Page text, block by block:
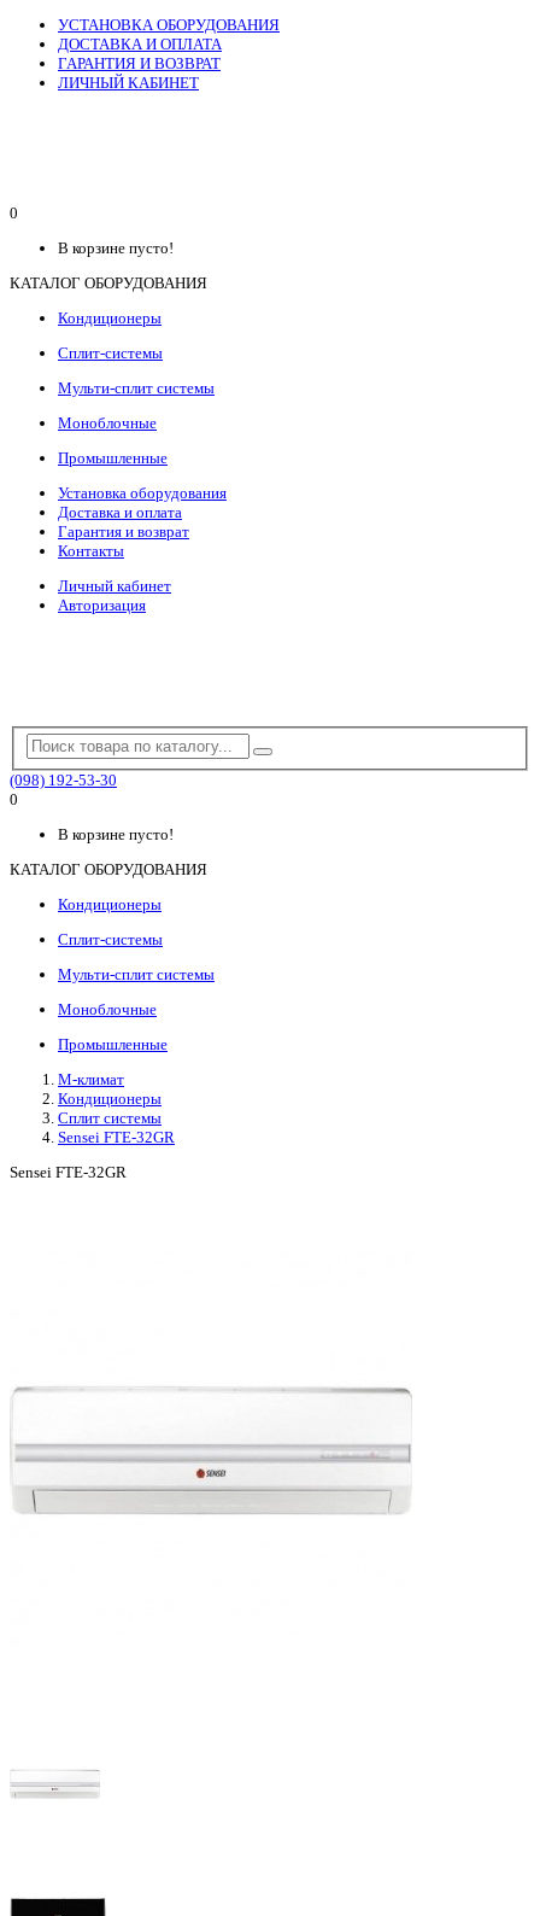
УСТАНОВКА ОБОРУДОВАНИЯ
ДОСТАВКА И ОПЛАТА
ГАРАНТИЯ И ВОЗВРАТ
ЛИЧНЫЙ КАБИНЕТ
0
В корзине пусто!
КАТАЛОГ ОБОРУДОВАНИЯ
Кондиционеры
Сплит-системы
Мульти-сплит системы
Моноблочные
Промышленные
Установка оборудования
Доставка и оплата
Гарантия и возврат
Контакты
Личный кабинет
Авторизация
(098) 192-53-30
0
В корзине пусто!
КАТАЛОГ ОБОРУДОВАНИЯ
Кондиционеры
Сплит-системы
Мульти-сплит системы
Моноблочные
Промышленные
М-климат
Кондиционеры
Сплит системы
Sensei FTE-32GR
Sensei FTE-32GR